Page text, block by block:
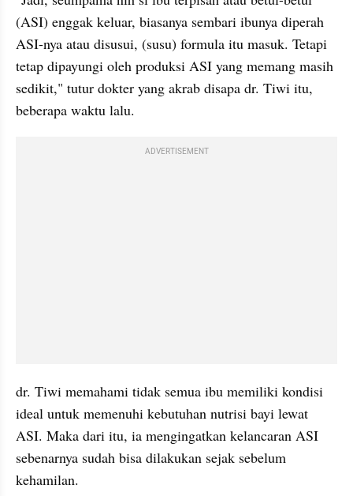
(ASI) enggak keluar, biasanya sembari ibunya diperah
ASI-nya atau disusui, (susu) formula itu masuk. Tetapi
tetap dipayungi oleh produksi ASI yang memang masih
sedikit," tutur dokter yang akrab disapa dr. Tiwi itu,
beberapa waktu lalu.
ADVERTISEMENT
dr. Tiwi memahami tidak semua ibu memiliki kondisi
ideal untuk memenuhi kebutuhan nutrisi bayi lewat
ASI. Maka dari itu, ia mengingatkan kelancaran ASI
sebenarnya sudah bisa dilakukan sejak sebelum
kehamilan.